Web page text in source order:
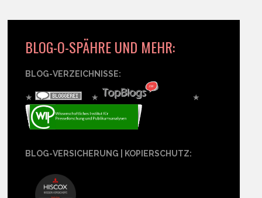
BLOG-O-SPÄHRE UND MEHR:
BLOG-VERZEICHNISSE:
★ ★ ★
BLOG-VERSICHERUNG | KOPIERSCHUTZ: